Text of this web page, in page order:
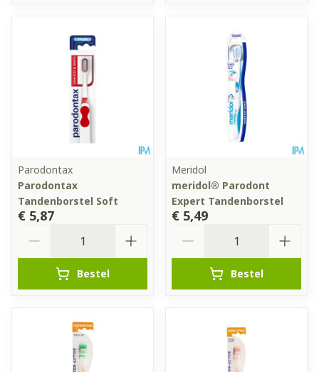
Parodontax
Parodontax
Tandenborstel Soft
€ 5,87
Bestel
Meridol
meridol® Parodont
Expert Tandenborstel
€ 5,49
Bestel